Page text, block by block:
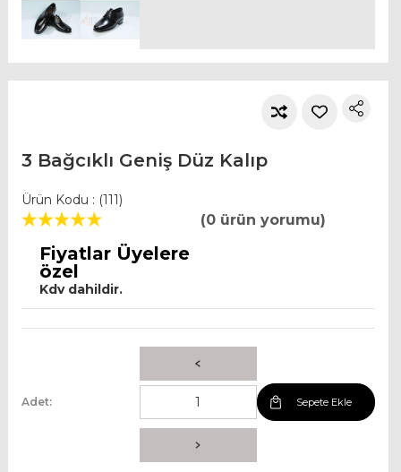
3 Bağcıklı Geniş Düz Kalıp
Ürün Kodu : (111)
(0 ürün yorumu)
Fiyatlar Üyelere
özel
Kdv dahildir.
Adet: Sepete Ekle